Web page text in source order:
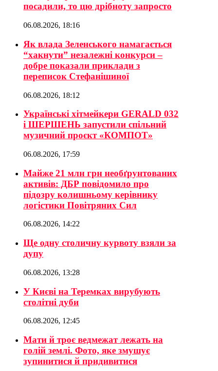
посадили, то цю дрібноту запросто
06.08.2026, 18:16
Як влада Зеленського намагається
“хакнути” незалежні конкурси –
добре показали приклади з
переписок Стефанішиної
06.08.2026, 18:12
Українські хітмейкери GERALD 032
і ШЕРШЕНЬ запустили спільний
музичний проєкт «КОМПОТ»
06.08.2026, 17:59
Майже 21 млн грн необґрунтованих
активів: ДБР повідомило про
підозру колишньому керівнику
логістики Повітряних Сил
06.08.2026, 14:22
Ще одну столичну курвоту взяли за
дупу
06.08.2026, 13:28
У Києві на Теремках вирубують
столітні дуби
06.08.2026, 12:45
Мати й троє ведмежат лежать на
голій землі. Фото, яке змушує
зупинитися й придивитися